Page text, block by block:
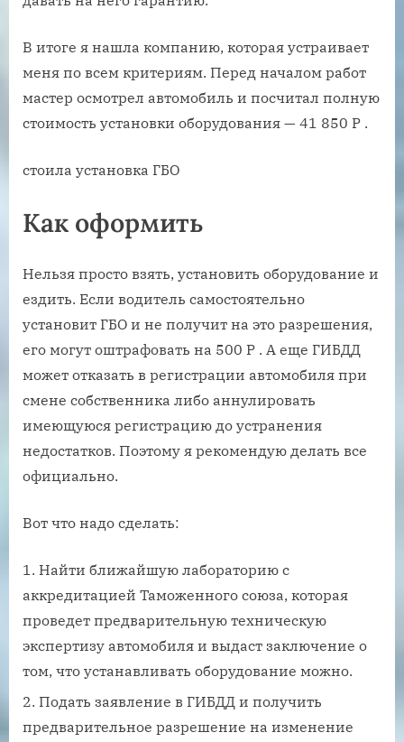
В итоге я нашла компанию, которая устраивает
меня по всем критериям. Перед началом работ
мастер осмотрел автомобиль и посчитал полную
стоимость установки оборудования — 41 850 Р .
стоила установка ГБО
Как оформить
Нельзя просто взять, установить оборудование и
ездить. Если водитель самостоятельно
установит ГБО и не получит на это разрешения,
его могут оштрафовать на 500 Р . А еще ГИБДД
может отказать в регистрации автомобиля при
смене собственника либо аннулировать
имеющуюся регистрацию до устранения
недостатков. Поэтому я рекомендую делать все
официально.
Вот что надо сделать:
Найти ближайшую лабораторию с
аккредитацией Таможенного союза, которая
проведет предварительную техническую
экспертизу автомобиля и выдаст заключение о
том, что устанавливать оборудование можно.
Подать заявление в ГИБДД и получить
предварительное разрешение на изменение